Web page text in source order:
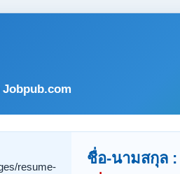
Jobpub.com
ชื่อ-นามสกุล :